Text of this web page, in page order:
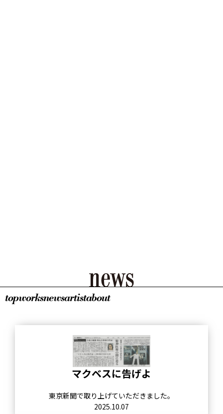
topworksnewsartistabout
マクベスに告げよ
東京新聞で取り上げていただきました。
2025.10.07